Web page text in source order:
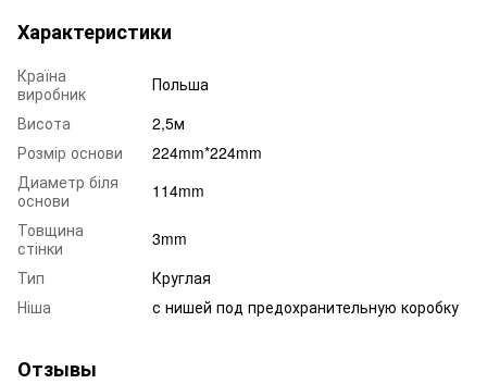
Характеристики
Країна
виробник
Польша
Висота
2,5м
Розмір основи
224mm*224mm
Диаметр біля
основи
114mm
Товщина
стінки
3mm
Тип
Круглая
Ніша
с нишей под предохранительную коробку
Отзывы